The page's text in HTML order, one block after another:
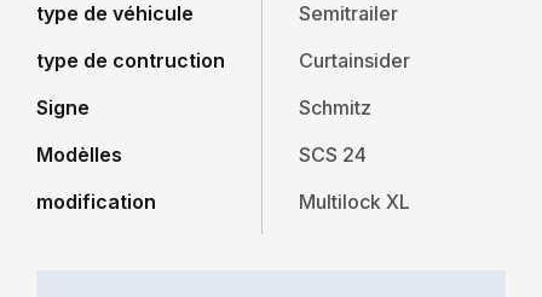
type de véhicule
type de contruction
Signe
Modèlles
modification
Semitrailer
Curtainsider
Schmitz
SCS 24
Multilock XL